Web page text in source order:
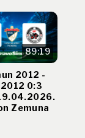
89:19
2012 -
2012 0:3
Zemuna